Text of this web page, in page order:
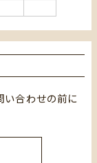
い合わせの前に